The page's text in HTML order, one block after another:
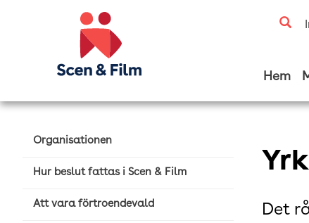
Hem
Organisationen
Hur beslut fattas i Scen & Film
Att vara förtroendevald
Det